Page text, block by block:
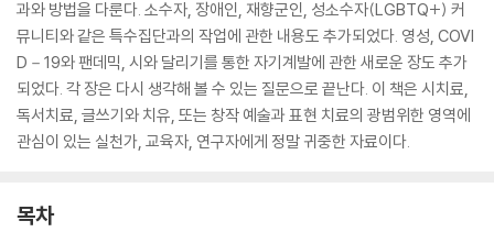
과와 방법을 다룬다. 소수자, 장애인, 재향군인, 성소수자(LGBTQ+) 커
뮤니티와 같은 특수집단과의 작업에 관한 내용도 추가되었다. 영성, COVI
D－19와 팬데믹, 시와 달리기를 통한 자기계발에 관한 새로운 장도 추가
되었다. 각 장은 다시 생각해 볼 수 있는 질문으로 끝난다. 이 책은 시치료,
독서치료, 글쓰기와 치유, 또는 창작 예술과 표현 치료의 광범위한 영역에
관심이 있는 실천가, 교육자, 연구자에게 정말 귀중한 자료이다.
목차